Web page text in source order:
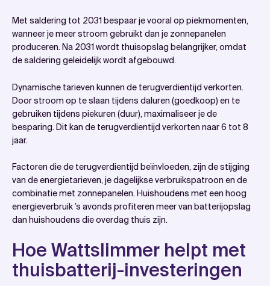
Met saldering tot 2031 bespaar je vooral op piekmomenten,
wanneer je meer stroom gebruikt dan je zonnepanelen
produceren. Na 2031 wordt thuisopslag belangrijker, omdat
de saldering geleidelijk wordt afgebouwd.
Dynamische tarieven kunnen de terugverdientijd verkorten.
Door stroom op te slaan tijdens daluren (goedkoop) en te
gebruiken tijdens piekuren (duur), maximaliseer je de
besparing. Dit kan de terugverdientijd verkorten naar 6 tot 8
jaar.
Factoren die de terugverdientijd beïnvloeden, zijn de stijging
van de energietarieven, je dagelijkse verbruikspatroon en de
combinatie met zonnepanelen. Huishoudens met een hoog
energieverbruik ’s avonds profiteren meer van batterijopslag
dan huishoudens die overdag thuis zijn.
Hoe Wattslimmer helpt met
thuisbatterij-investeringen